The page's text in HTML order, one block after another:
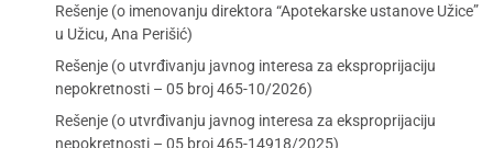
Rešenje (o imenovanju direktora “Apotekarske ustanove Užice”
u Užicu, Ana Perišić)
Rešenje (o utvrđivanju javnog interesa za eksproprijaciju
nepokretnosti – 05 broj 465-10/2026)
Rešenje (o utvrđivanju javnog interesa za eksproprijaciju
nepokretnosti – 05 broj 465-14918/2025)